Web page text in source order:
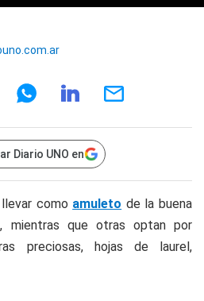
Diario UNO en
como amuleto de la buena
mientras que otras optan por
preciosas, hojas de laurel,